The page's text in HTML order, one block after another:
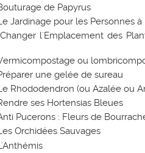
de Papyrus
Jardinage pour les Personnes
Changer l'Emplacement des
ou
une gelée de sureau
Rhododendron (ou Azalée ou
ses Hortensias Bleues
Pucerons : Fleurs de
Orchidées Sauvages